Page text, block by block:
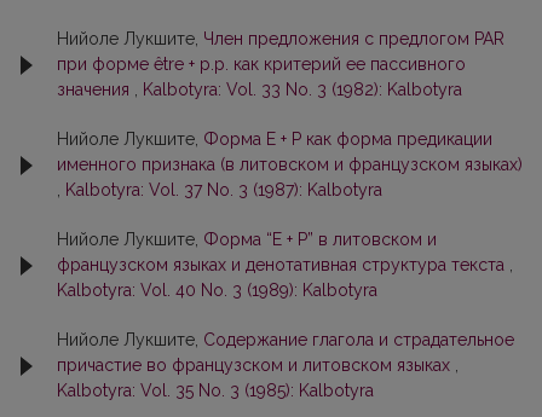
Нийоле Лукшите, Член предложения с предлогом PAR
при форме être + p.p. как критерий ее пассивного
значения
Kalbotyra: Vol. 33 No. 3 (1982): Kalbotyra
Нийоле Лукшите, Форма Е + Р как форма прeдикaции
именного признака (в литовском и французcком языках)
Kalbotyra: Vol. 37 No. 3 (1987): Kalbotyra
Нийоле Лукшите, Форма “Е + Р” в литовском и
французском языках и денотативная структура текста
Kalbotyra: Vol. 40 No. 3 (1989): Kalbotyra
Нийоле Лукшите, Содержание глагола и страдательное
причастие во французском и литовском языках
Kalbotyra: Vol. 35 No. 3 (1985): Kalbotyra